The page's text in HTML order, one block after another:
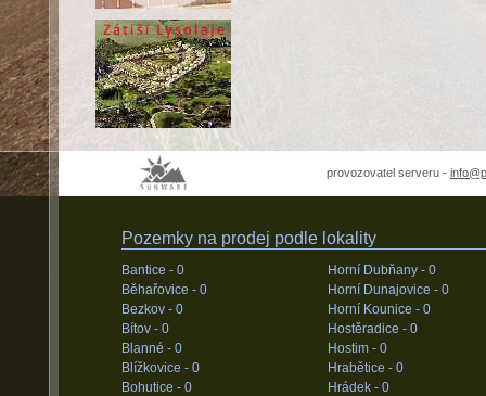
provozovatel serveru -
Pozemky na prodej podle lokality
Bantice - 0
Běhařovice - 0
Bezkov - 0
Bítov - 0
Blanné - 0
Blížkovice - 0
Bohutice - 0
Horní Dubňany - 0
Horní Dunajovice - 0
Horní Kounice - 0
Hostěradice - 0
Hostim - 0
Hrabětice - 0
Hrádek - 0